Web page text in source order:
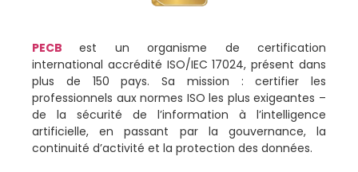
PECBest un organisme de certification
international accrédité ISO/IEC 17024, présent dans
plus de 150 pays. Sa mission : certifier les
professionnels aux normes ISO les plus exigeantes –
de la sécurité de l’information à l’intelligence
artificielle, en passant par la gouvernance, la
continuité d’activité et la protection des données.